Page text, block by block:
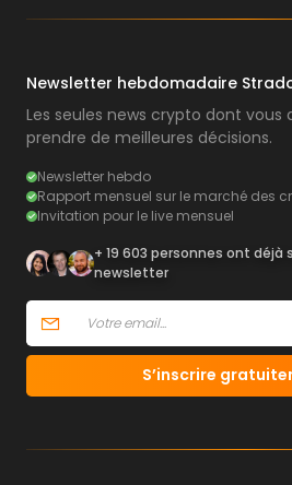
Newsletter hebdomadaire
Les seules news crypto dont vous
prendre de meilleures décisions.
Newsletter hebdo
Rapport mensuel sur le marché des
Invitation pour le live mensuel
+ 19 603 personnes ont déjà
newsletter
S’inscrire